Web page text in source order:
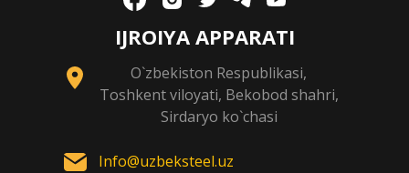
IJROIYA APPARATI
O`zbekiston Respublikasi,
Toshkent viloyati, Bekobod shahri,
Sirdaryo ko`chasi
Info@uzbeksteel.uz